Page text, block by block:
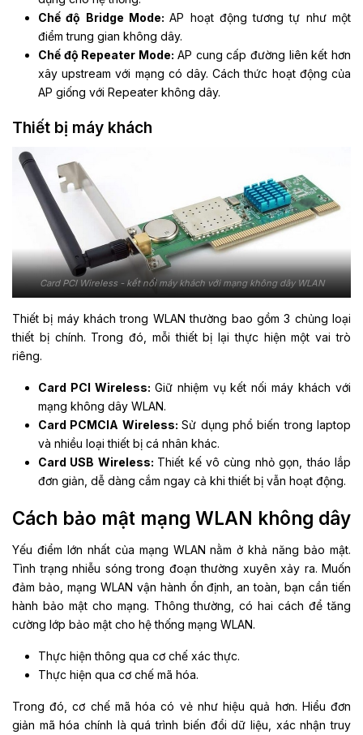
Chế độ Bridge Mode:AP hoạt động tương tự như một
điểm trung gian không dây.
Chế độ Repeater Mode: AP cung cấp đường liên kết hơn
xây upstream với mạng có dây. Cách thức hoạt động của
AP giống với Repeater không dây.
Thiết bị máy khách
Card PCI Wireless - kết nối máy khách với mạng không dây WLAN
Thiết bị máy khách trong WLAN thường bao gồm 3 chủng loại
thiết bị chính. Trong đó, mỗi thiết bị lại thực hiện một vai trò
riêng.
Card PCI Wireless: Giữ nhiệm vụ kết nối máy khách với
mạng không dây WLAN.
Card PCMCIA Wireless:Sử dụng phổ biến trong laptop
và nhiều loại thiết bị cá nhân khác.
Card USB Wireless: Thiết kế vô cùng nhỏ gọn, tháo lắp
đơn giản, dễ dàng cắm ngay cả khi thiết bị vẫn hoạt động.
Cách bảo mật mạng WLAN không dây
Yếu điểm lớn nhất của mạng WLAN nằm ở khả năng bảo mật.
Tình trạng nhiễu sóng trong đoạn thường xuyên xảy ra. Muốn
đảm bảo, mạng WLAN vận hành ổn định, an toàn, bạn cần tiến
hành bảo mật cho mạng. Thông thường, có hai cách để tăng
cường lớp bảo mật cho hệ thống mạng WLAN.
Thực hiện thông qua cơ chế xác thực.
Thực hiện qua cơ chế mã hóa.
Trong đó, cơ chế mã hóa có vẻ như hiệu quả hơn. Hiểu đơn
giản mã hóa chính là quá trình biến đổi dữ liệu, xác nhận truy